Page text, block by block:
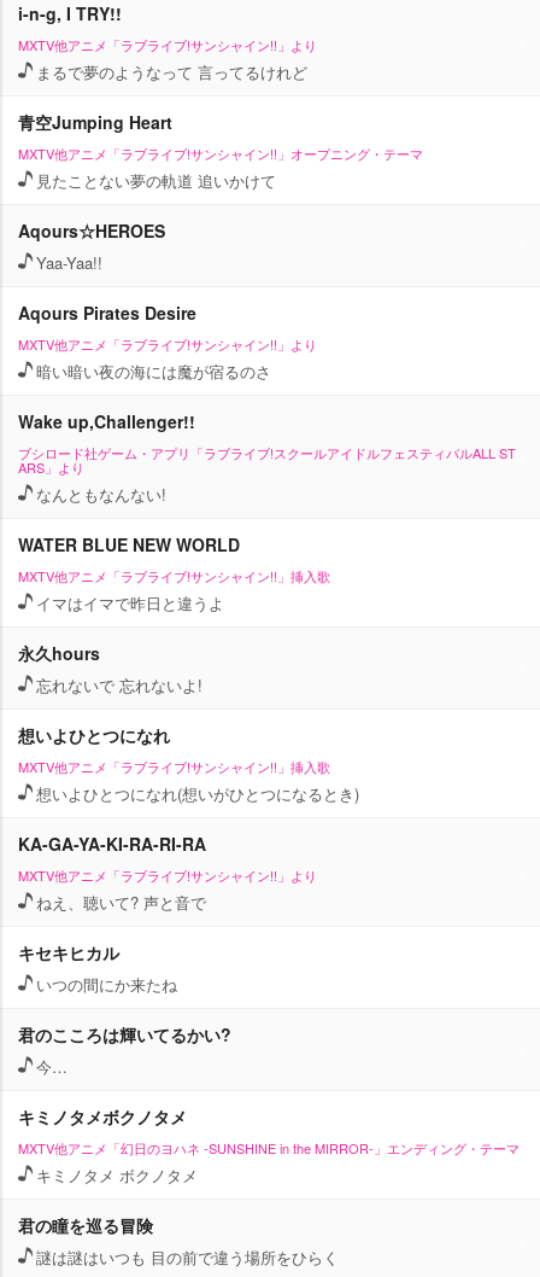
i-n-g, I TRY!!
MXTV他アニメ「ラブライブ!サンシャイン!!」より
まるで夢のようなって 言ってるけれど
青空Jumping Heart
MXTV他アニメ「ラブライブ!サンシャイン!!」オープニング・テーマ
見たことない夢の軌道 追いかけて
Aqours☆HEROES
Yaa-Yaa!!
Aqours Pirates Desire
MXTV他アニメ「ラブライブ!サンシャイン!!」より
暗い暗い夜の海には魔が宿るのさ
Wake up,Challenger!!
ブシロード社ゲーム・アプリ「ラブライブ!スクールアイドルフェスティバルALL ST
ARS」より
なんともなんない!
WATER BLUE NEW WORLD
MXTV他アニメ「ラブライブ!サンシャイン!!」挿入歌
イマはイマで昨日と違うよ
永久hours
忘れないで 忘れないよ!
想いよひとつになれ
MXTV他アニメ「ラブライブ!サンシャイン!!」挿入歌
想いよひとつになれ(想いがひとつになるとき)
KA-GA-YA-KI-RA-RI-RA
MXTV他アニメ「ラブライブ!サンシャイン!!」より
ねえ、聴いて? 声と音で
キセキヒカル
いつの間にか来たね
君のこころは輝いてるかい?
今…
キミノタメボクノタメ
MXTV他アニメ「幻日のヨハネ -SUNSHINE in the MIRROR-」エンディング・テーマ
キミノタメ ボクノタメ
君の瞳を巡る冒険
謎は謎はいつも 目の前で違う場所をひらく